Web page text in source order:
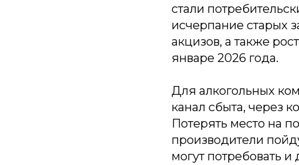
стали
исчерпание старых
акцизов, а также
январе 2026 года.
Для алкогольных
канал сбыта, через
Потерять место на
производители
могут потребовать